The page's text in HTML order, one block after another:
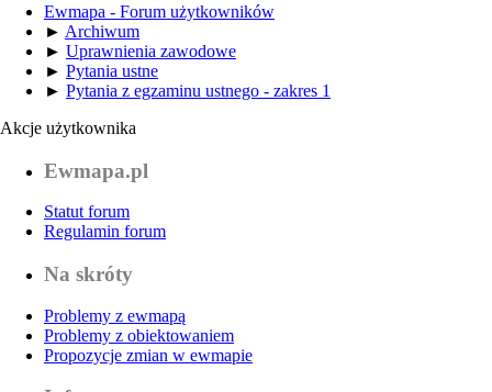
Ewmapa - Forum użytkowników
► Archiwum
► Uprawnienia zawodowe
► Pytania ustne
► Pytania z egzaminu ustnego - zakres 1
Akcje użytkownika
Ewmapa.pl
Statut forum
Regulamin forum
Na skróty
Problemy z ewmapą
Problemy z obiektowaniem
Propozycje zmian w ewmapie